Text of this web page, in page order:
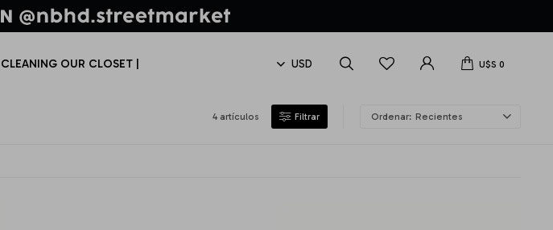
| CLEANING OUR CLOSET | U$S 0
4 artículos Recientes